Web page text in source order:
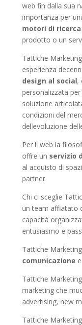
web fin dalla sua
importanza per
motori di ricerca
prodotto o un
Tattiche
esperienza
design al social,
personalizzata
soluzione
condizioni del
dellevoluzione
Per il web la
offre un servizio
al acquisto di
partner.
Chi ci sceglie
un team affiatato
capacità
entusiasmo e
Tattiche
comunicazione
Tattiche
marketing che
advertising, new
Tattiche